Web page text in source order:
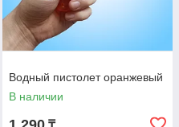
Водный пистолет оранжевый
В наличии